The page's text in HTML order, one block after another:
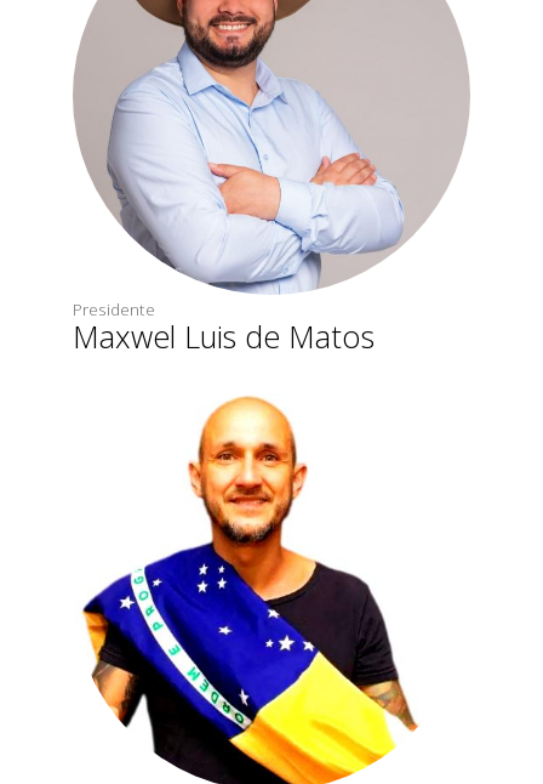
Presidente
Maxwel Luis de Matos